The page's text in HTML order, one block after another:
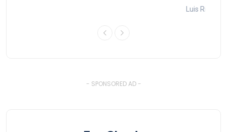
Luis Rios
- SPONSORED AD -